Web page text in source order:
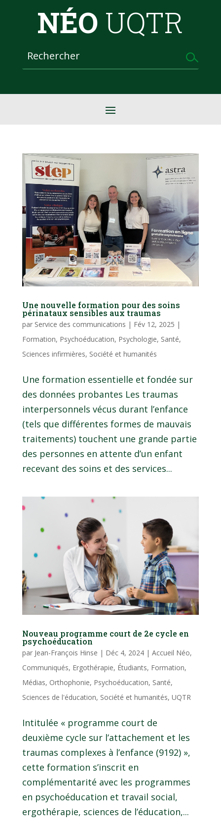
NÉO UQTR
Une nouvelle formation pour des soins
périnataux sensibles aux traumas
par Service des communications | Fév 12, 2025 |
Formation, Psychoéducation, Psychologie, Santé,
Sciences infirmières, Société et humanités
Une formation essentielle et fondée sur
des données probantes Les traumas
interpersonnels vécus durant l’enfance
(tels que différentes formes de mauvais
traitements) touchent une grande partie
des personnes en attente d’un enfant
recevant des soins et des services...
Nouveau programme court de 2e cycle en
psychoéducation
par Jean-François Hinse | Déc 4, 2024| Accueil Néo,
Communiqués, Ergothérapie, Étudiants, Formation,
Médias, Orthophonie, Psychoéducation, Santé,
Sciences de l'éducation, Société et humanités, UQTR
Intitulée « programme court de
deuxième cycle sur l’attachement et les
traumas complexes à l’enfance (9192) »,
cette formation s’inscrit en
complémentarité avec les programmes
en psychoéducation et travail social,
ergothérapie, sciences de l’éducation,...